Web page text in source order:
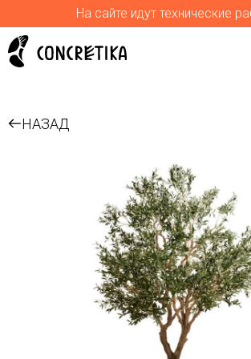
На сайте идут технические
НАЗАД